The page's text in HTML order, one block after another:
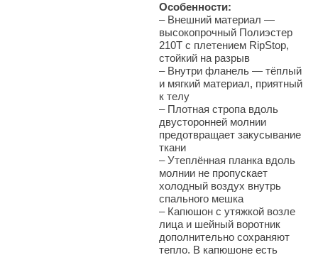
Особенности:
– Внешний материал —
высокопрочный Полиэстер
210T с плетением RipStop,
стойкий на разрыв
– Внутри фланель — тёплый
и мягкий материал, приятный
к телу
– Плотная стропа вдоль
двусторонней молнии
предотвращает закусывание
ткани
– Утеплённая планка вдоль
молнии не пропускает
холодный воздух внутрь
спального мешка
– Капюшон с утяжкой возле
лица и шейный воротник
дополнительно сохраняют
тепло. В капюшоне есть